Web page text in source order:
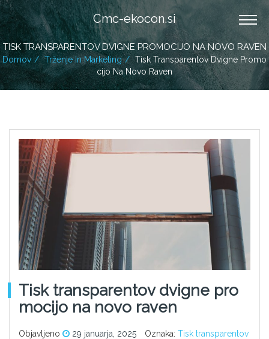
Cmc-ekocon.si
TISK TRANSPARENTOV DVIGNE PROMOCIJO NA NOVO RAVEN
Domov Trženje In Marketing
Tisk Transparentov Dvigne Promo
Cijo Na Novo Raven
Tisk transparentov dvigne pro
mocijo na novo raven
Objavljeno 29 januarja, 2025 Oznaka: Tisk transparentov